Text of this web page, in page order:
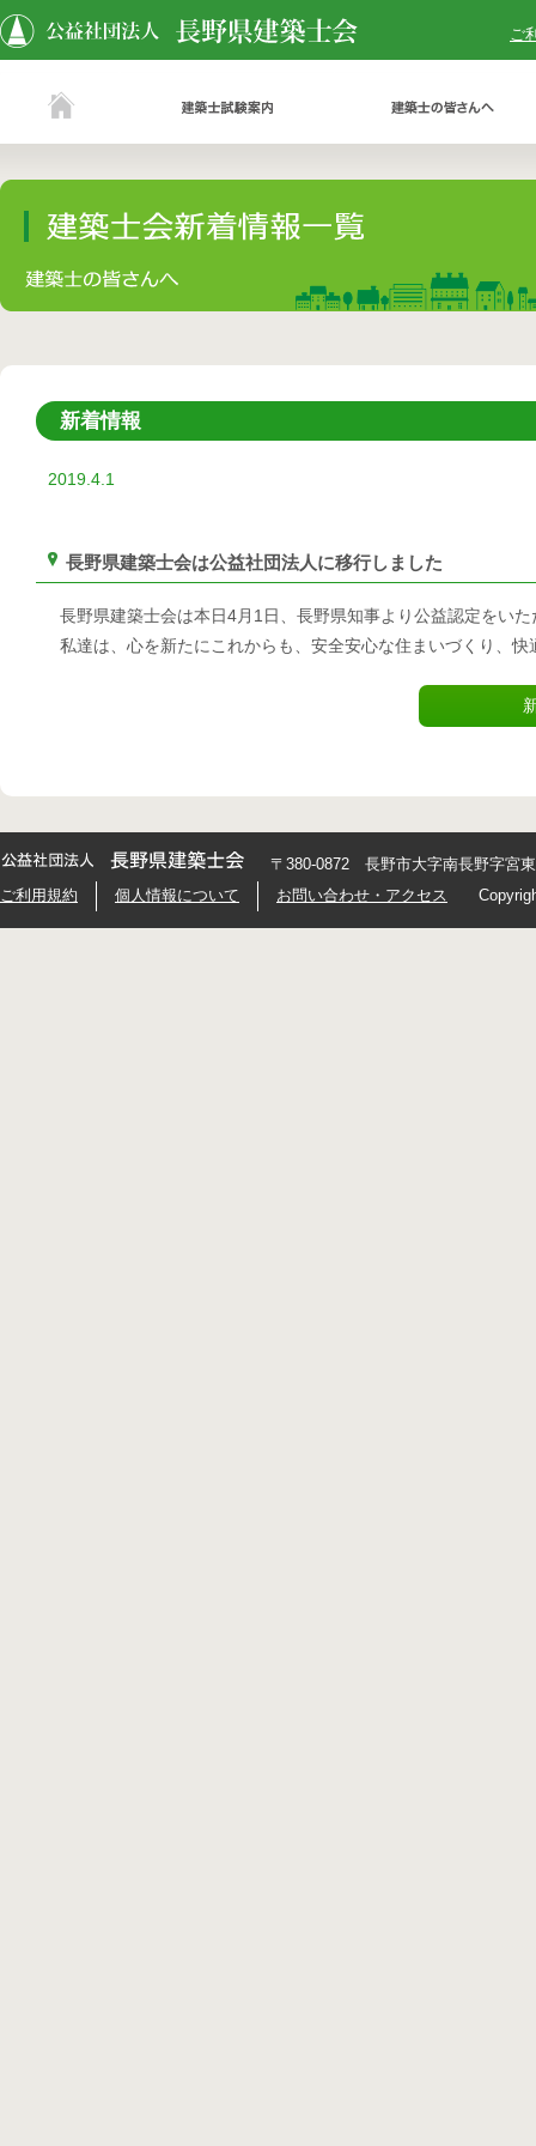
ご
新着情報
2019.4.1
長野県建築士会は公益社団法人に移行しました
長野県建築士会は本日4月1日、長野県知事より公益認定をい
私達は、心を新たにこれからも、安全安心な住まいづくり、
〒380-0872 長野市大字南長野字宮
ご利用規約
個人情報について お問い合わせ・アクセス